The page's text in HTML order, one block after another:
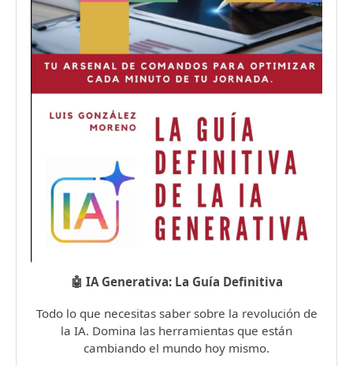
🤖 IA Generativa: La Guía Definitiva
Todo lo que necesitas saber sobre la revolución de
la IA. Domina las herramientas que están
cambiando el mundo hoy mismo.